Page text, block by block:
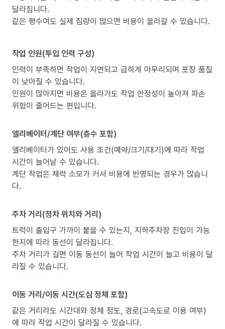
달라집니다.
같은 평수여도 실제 짐량이 많으면 비용이 올라갈 수 있습니다.
작업 인원(투입 인력 구성)
인력이 부족하면 작업이 지연되고 급하게 마무리되며 포장 품질
이 낮아질 수 있습니다.
인원이 많아지면 비용은 올라가도 작업 안정성이 높아져 파손
위험이 줄어드는 편입니다.
엘리베이터/계단 여부(층수 포함)
엘리베이터가 있어도 사용 조건(예약/크기/대기)에 따라 작업
시간이 늘어날 수 있습니다.
계단 작업은 체력 소모가 커서 비용에 반영되는 경우가 많습니
다.
주차 거리(정차 위치와 거리)
트럭이 출입구 가까이 붙을 수 있는지, 지하주차장 진입이 가능
한지에 따라 동선이 달라집니다.
주차 거리가 길면 이동 동선이 늘어 작업 시간이 늘고 비용이 달
라질 수 있습니다.
이동 거리/이동 시간(도심 정체 포함)
같은 거리라도 시간대와 정체 정도, 경로(고속도로 이용 여부)
에 따라 작업 시간이 달라질 수 있습니다.